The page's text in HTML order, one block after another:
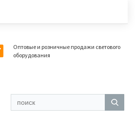
Оптовые и розничные продажи светового
оборудования